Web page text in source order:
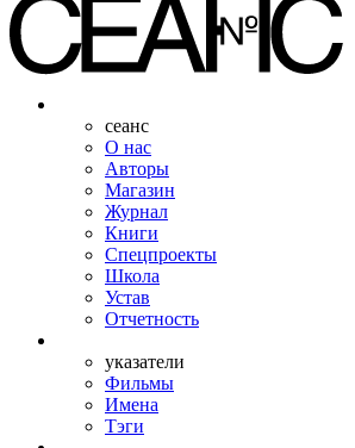
сеанс
О нас
Авторы
Магазин
Журнал
Книги
Спецпроекты
Школа
Устав
Отчетность
указатели
Фильмы
Имена
Тэги